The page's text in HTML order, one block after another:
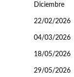
Diciembre
22/02/2026
04/03/2026
18/05/2026
29/05/2026